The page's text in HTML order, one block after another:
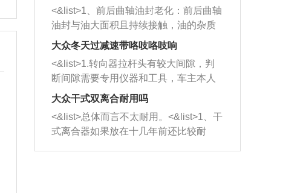
西取出来。但如果是因为积碳过多引起
的堵塞，就需要将三元催化器泡在草酸
洗剂对堵塞的情况得到解决，将清洗剂
放在燃油箱中，与燃油混合后，车辆启
动时，就可以和汽油一起进入到燃烧
室，最后形成废气排出，就可以让三元
催化器得到清洗，排气管堵塞的情况就
能够得到解决。
一圈半的练习，往右同样也要打相同的
圈数。 <&list>3、最后强调要反复练
习，这样就可以形成肌肉记忆，在真实
驾驶车辆时，不需要记忆也能打好方
向。
<&list>1、前后曲轴油封老化：前后曲轴
油封与油大面积且持续接触，油的杂质
和发动机内持续温度变化使其密封效果
逐渐减弱，导致渗油或漏油。<&list>2、
活塞间隙过大：积碳会使活塞环与缸体
的间隙扩大，导致机油流入燃烧室中，
造成烧机油。<&list>3、机油粘度。使用
机油粘度过小的话，同样会有烧机油现
象，机油粘度过小具有很好的流动性，
大众冬天过减速带咯吱咯吱响
<&list>1.转向器拉杆头有较大间隙，判
断间隙需要专用仪器和工具，车主本人
无法制作，需要将车辆送到修理厂或4s
店；<&list>2.车辆半轴套管防尘罩破
裂，破裂后会出现漏油现象，使半轴磨
损严重，磨损的半轴容易损坏，产生异
响；<&list>3.稳定器的转向胶套和球头
大众干式双离合耐用吗
<&list>总体而言不太耐用。<&list>1、干
式离合器如果放在十几年前还比较耐